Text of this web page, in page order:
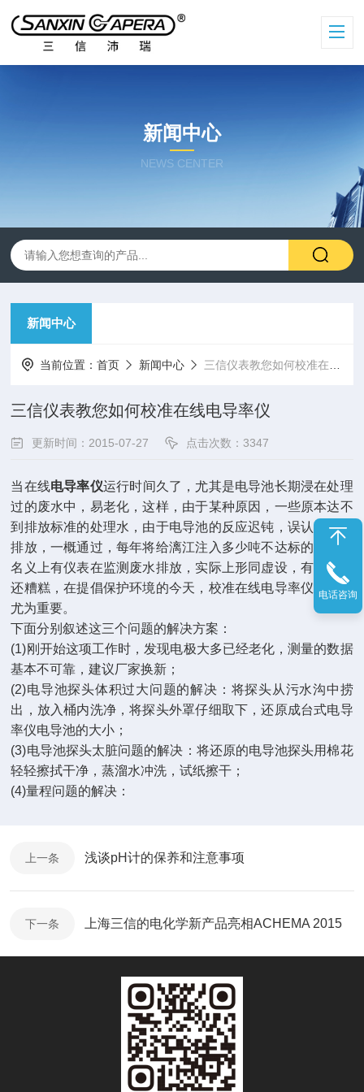
新闻中心
NEWS CENTER
新闻中心
当前位置：首页 新闻中心 三信仪表教您如何校准在线电导率仪
三信仪表教您如何校准在线电导率仪
更新时间：2015-07-27 点击次数：3347
当在线电导率仪运行时间久了，尤其是电导池长期浸在处理
过的废水中，易老化，这样，由于某种原因，一些原本达不
到排放标准的处理水，由于电导池的反应迟钝，误认为可以
排放，一概通过，每年将给漓江注入多少吨不达标的废水？
名义上有仪表在监测废水排放，实际上形同虚设，有比没有
还糟糕，在提倡保护环境的今天，校准在线电导率仪，显得
尤为重要。
下面分别叙述这三个问题的解决方案：
(1)刚开始这项工作时，发现电极大多已经老化，测量的数据
基本不可靠，建议厂家换新；
(2)电导池探头体积过大问题的解决：将探头从污水沟中捞
出，放入桶内洗净，将探头外罩仔细取下，还原成台式电导
率仪电导池的大小；
(3)电导池探头太脏问题的解决：将还原的电导池探头用棉花
轻轻擦拭干净，蒸溜水冲洗，试纸擦干；
(4)量程问题的解决：
上一条 浅谈pH计的保养和注意事项
下一条 上海三信的电化学新产品亮相ACHEMA 2015
电话咨询